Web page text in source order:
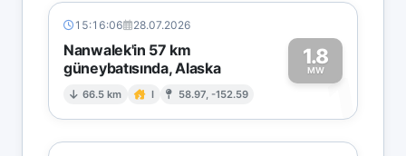
15:16:06 28.07.2026
Nanwalek'in 57 km
güneybatısında, Alaska
66.5 km I 58.97, -152.59
1.8
MW1